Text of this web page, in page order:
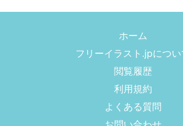
ホーム
フリーイラスト.jpについ
閲覧履歴
利用規約
よくある質問